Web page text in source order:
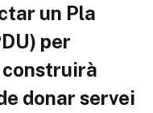
un Pla
per
construirà
donar servei